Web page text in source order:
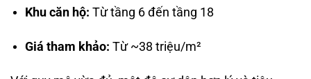
Khu căn hộ: Từ tầng 6 đến tầng 18
Giá tham khảo: Từ ~38 triệu/m²